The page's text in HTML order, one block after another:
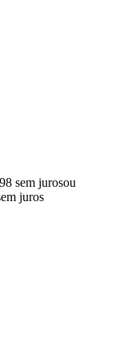
sem jurosou
juros